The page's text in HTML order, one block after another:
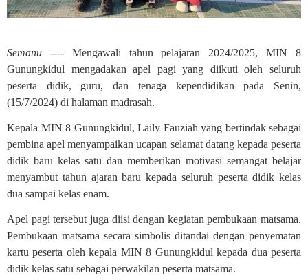
Semanu ---- Mengawali tahun pelajaran 2024/2025, MIN 8
Gunungkidul mengadakan apel pagi yang diikuti oleh seluruh
peserta didik, guru, dan tenaga kependidikan pada Senin,
(15/7/2024) di halaman madrasah.
Kepala MIN 8 Gunungkidul, Laily Fauziah yang bertindak sebagai
pembina apel menyampaikan ucapan selamat datang kepada peserta
didik baru kelas satu dan memberikan motivasi semangat belajar
menyambut tahun ajaran baru kepada seluruh peserta didik kelas
dua sampai kelas enam.
Apel pagi tersebut juga diisi dengan kegiatan pembukaan matsama.
Pembukaan matsama secara simbolis ditandai dengan penyematan
kartu peserta oleh kepala MIN 8 Gunungkidul kepada dua peserta
didik kelas satu sebagai perwakilan peserta matsama.